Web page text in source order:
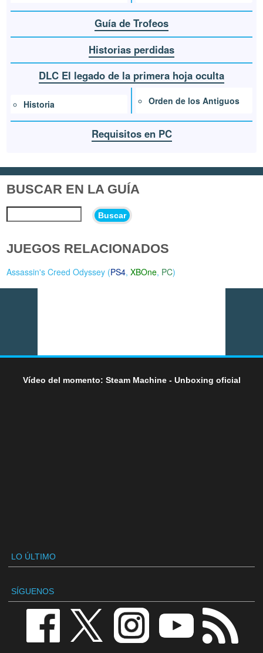
Guía de Trofeos
Historias perdidas
DLC El legado de la primera hoja oculta
Historia Orden de los Antiguos
Requisitos en PC
BUSCAR EN LA GUÍA
Buscar
JUEGOS RELACIONADOS
Assassin's Creed Odyssey (PS4,XBOne, PC)
Vídeo del momento: Steam Machine - Unboxing oficial
LO ÚLTIMO
SÍGUENOS